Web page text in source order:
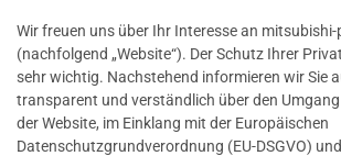
Wir freuen uns über Ihr Interesse an
(nachfolgend „Website“). Der Schutz Ihrer
sehr wichtig. Nachstehend informieren wir Sie
transparent und verständlich über den
der Website, im Einklang mit der Europäischen
Datenschutzgrundverordnung (EU-DSGVO)